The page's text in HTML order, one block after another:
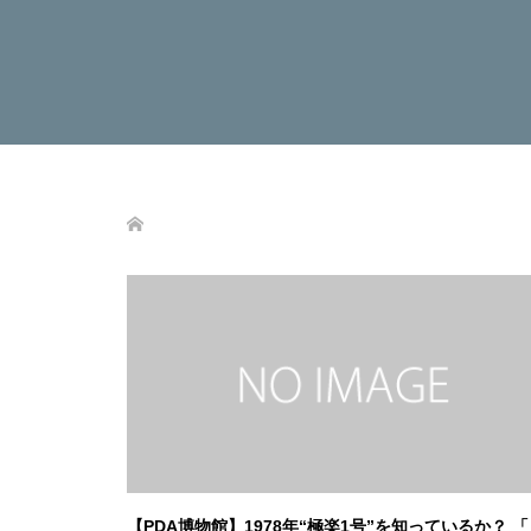
【PDA博物館】1978年“極楽1号”を知っているか？